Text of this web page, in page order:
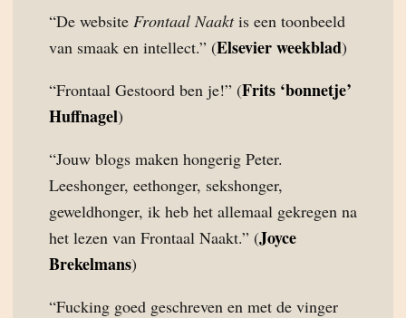
“De website Frontaal Naaktis een toonbeeld
van smaak en intellect.” (Elsevier weekblad)
“Frontaal Gestoord ben je!” (Frits ‘bonnetje’
Huffnagel)
“Jouw blogs maken hongerig Peter.
Leeshonger, eethonger, sekshonger,
geweldhonger, ik heb het allemaal gekregen na
het lezen van Frontaal Naakt.” (Joyce
Brekelmans)
“Fucking goed geschreven en met de vinger